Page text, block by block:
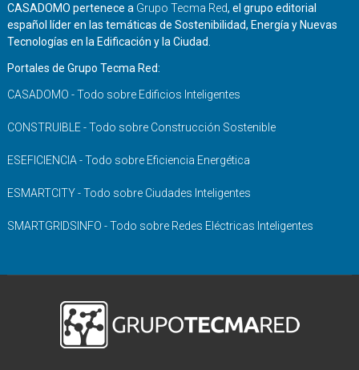
CASADOMO pertenece a Grupo Tecma Red, el grupo editorial
español líder en las temáticas de Sostenibilidad, Energía y Nuevas
Tecnologías en la Edificación y la Ciudad.
Portales de Grupo Tecma Red:
CASADOMO - Todo sobre Edificios Inteligentes
CONSTRUIBLE - Todo sobre Construcción Sostenible
ESEFICIENCIA - Todo sobre Eficiencia Energética
ESMARTCITY - Todo sobre Ciudades Inteligentes
SMARTGRIDSINFO - Todo sobre Redes Eléctricas Inteligentes